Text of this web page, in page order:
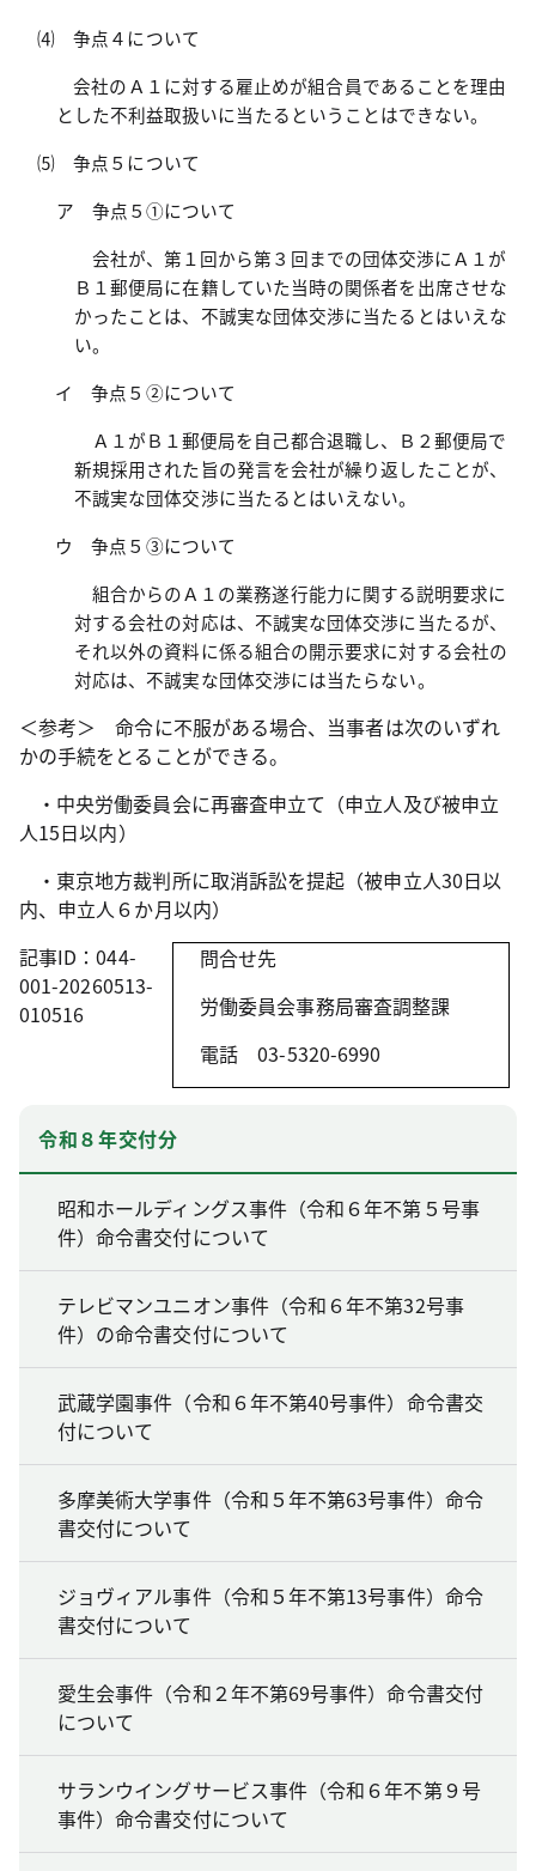
⑷ 争点４について
会社のＡ１に対する雇止めが組合員であることを理由
とした不利益取扱いに当たるということはできない。
⑸ 争点５について
ア 争点５①について
会社が、第１回から第３回までの団体交渉にＡ１が
Ｂ１郵便局に在籍していた当時の関係者を出席させな
かったことは、不誠実な団体交渉に当たるとはいえな
い。
イ 争点５②について
Ａ１がＢ１郵便局を自己都合退職し、Ｂ２郵便局で
新規採用された旨の発言を会社が繰り返したことが、
不誠実な団体交渉に当たるとはいえない。
ウ 争点５③について
組合からのＡ１の業務遂行能力に関する説明要求に
対する会社の対応は、不誠実な団体交渉に当たるが、
それ以外の資料に係る組合の開示要求に対する会社の
対応は、不誠実な団体交渉には当たらない。
＜参考＞ 命令に不服がある場合、当事者は次のいずれ
かの手続をとることができる。
・中央労働委員会に再審査申立て（申立人及び被申立
人15日以内）
・東京地方裁判所に取消訴訟を提起（被申立人30日以
内、申立人６か月以内）
問合せ先
労働委員会事務局審査調整課
電話03-5320-6990
記事ID：044-
001-20260513-
010516
令和８年交付分
昭和ホールディングス事件（令和６年不第５号事
件）命令書交付について
テレビマンユニオン事件（令和６年不第32号事
件）の命令書交付について
武蔵学園事件（令和６年不第40号事件）命令書交
付について
多摩美術大学事件（令和５年不第63号事件）命令
書交付について
ジョヴィアル事件（令和５年不第13号事件）命令
書交付について
愛生会事件（令和２年不第69号事件）命令書交付
について
サランウイングサービス事件（令和６年不第９号
事件）命令書交付について